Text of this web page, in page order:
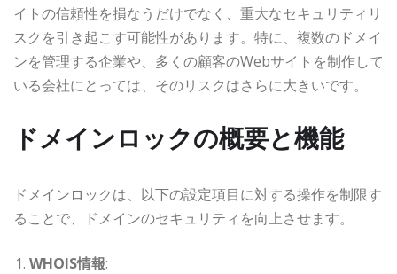
イトの信頼性を損なうだけでなく、重大なセキュリティリ
スクを引き起こす可能性があります。特に、複数のドメイ
ンを管理する企業や、多くの顧客のWebサイトを制作して
いる会社にとっては、そのリスクはさらに大きいです。
ドメインロックの概要と機能
ドメインロックは、以下の設定項目に対する操作を制限す
ることで、ドメインのセキュリティを向上させます。
WHOIS情報: